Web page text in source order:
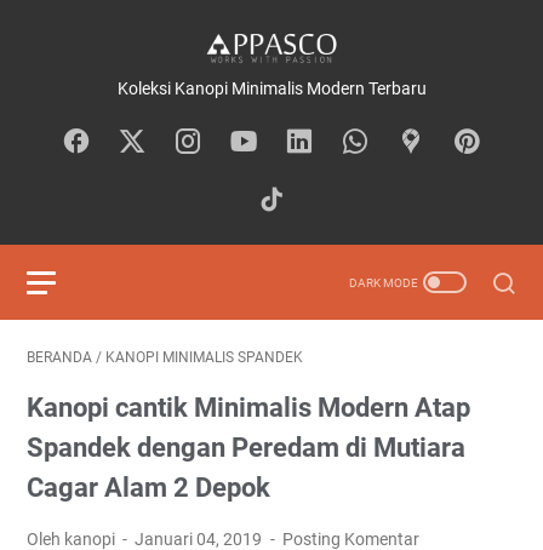
Koleksi Kanopi Minimalis Modern Terbaru
BERANDA / KANOPI MINIMALIS SPANDEK
Kanopi cantik Minimalis Modern Atap
Spandek dengan Peredam di Mutiara
Cagar Alam 2 Depok
Oleh kanopi Januari 04, 2019 Posting Komentar